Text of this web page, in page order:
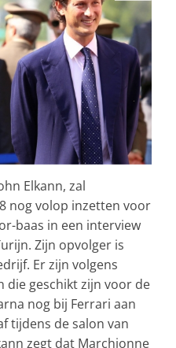
Elkann, zal
nog volop inzetten voor
baas in een interview
Zijn opvolger is
Er zijn volgens
die geschikt zijn voor de
nog bij Ferrari aan
tijdens de salon van
zegt dat Marchionne